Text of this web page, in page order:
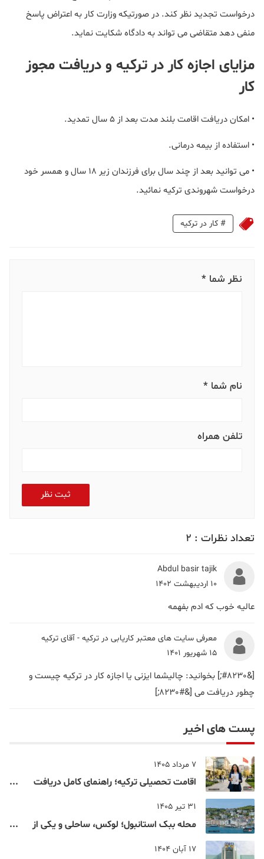
درخواست تجدید نظر کند. در صورتیکه وزارت کار به اعتراض پاسخ
منفی دهد متقاضی می تواند به دادگاه شکایت نماید.
مزایای اجازه کار در ترکیه و دریافت مجوز
کار
• امکان دریافت اقامت بلند مدت بعد از ۵ سال تمدید.
• استفاده از بیمه درمانی.
• می توانید بعد از چند سال برای فرزندان زیر ۱۸ سال و همسر خود
درخواست شهروندی ترکیه نمائید.
# کار در ترکیه
نظر شما *
نام شما *
تلفن همراه
ثبت نظر
تعداد نظرات : 2
Abdul basir tajik
10 اردیبهشت 1402
عالیه خوب که ادم بفهمه
معرفی سایت های معتبر کاریابی در ترکیه - آقای ترکیه
15 شهریور 1401
[&#8230;] بخوانید: چالیشما ایزنی یا اجازه کار در ترکیه چیست و
چطور دریافت می [&#8230;]
پست های اخیر
7 مرداد 1405
اقامت تحصیلی ترکیه؛ راهنمای کامل دریافت
31 تیر 1405
محله ببک استانبول؛ لوکس، ساحلی و یکی از
17 آبان 1404